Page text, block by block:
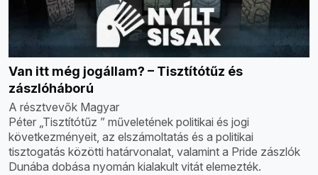
Van itt még jogállam? – Tisztítótűz és
zászlóháború
A résztvevők Magyar
Péter „Tisztítótűz ” műveletének politikai és jogi
következményeit, az elszámoltatás és a politikai
tisztogatás közötti határvonalat, valamint a Pride zászlók
Dunába dobása nyomán kialakult vitát elemezték.